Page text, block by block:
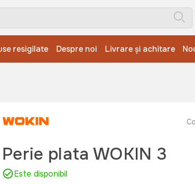
resigilate Despre noi Livrare și achitare
Perie plata WOKIN 3
Este disponibil